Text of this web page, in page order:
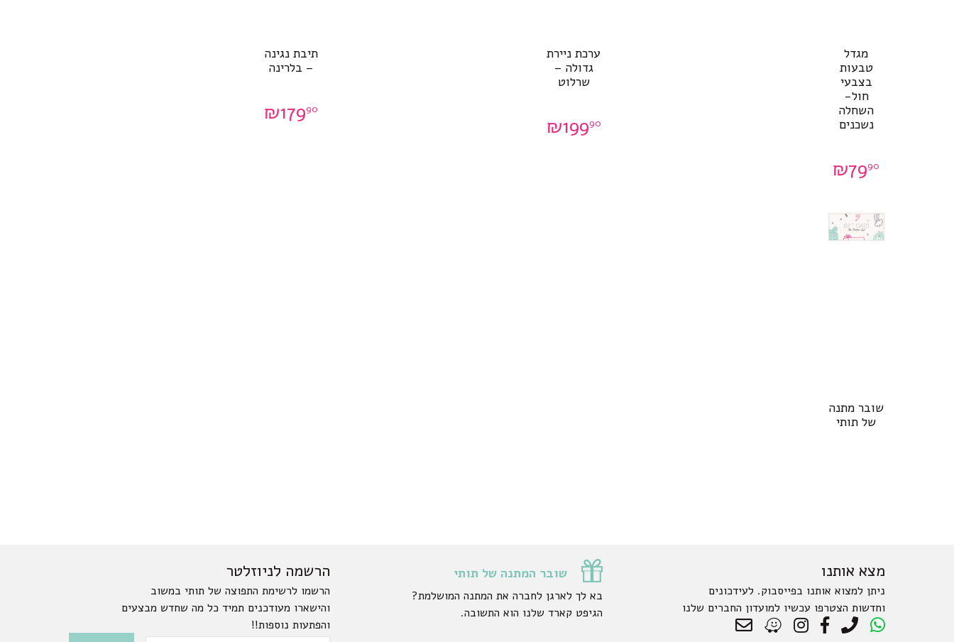
מגדל
טבעות
בצבעי
חול-
השחלה
נשכנים
₪7990
ערכת ניירת
גדולה –
שרלוט
₪19990
תיבת נגינה
– בלרינה
₪17990
שובר מתנה
של תותי
מצא אותנו
ניתן למצוא אותנו בפייסבוק. לעידכונים
וחדשות הצטרפו עכשיו למועדון החברים שלנו
שובר המתנה של תותי
בא לך לארגן לחברה את המתנה המושלמת?
הגיפט קארד שלנו הוא התשובה.
הרשמה לניוזלטר
הרשמו לרשימת התפוצה של תותי במשוב
והישארו מעודכנים תמיד כל מה שחדש מבצעים
והפתעות נוספות!!